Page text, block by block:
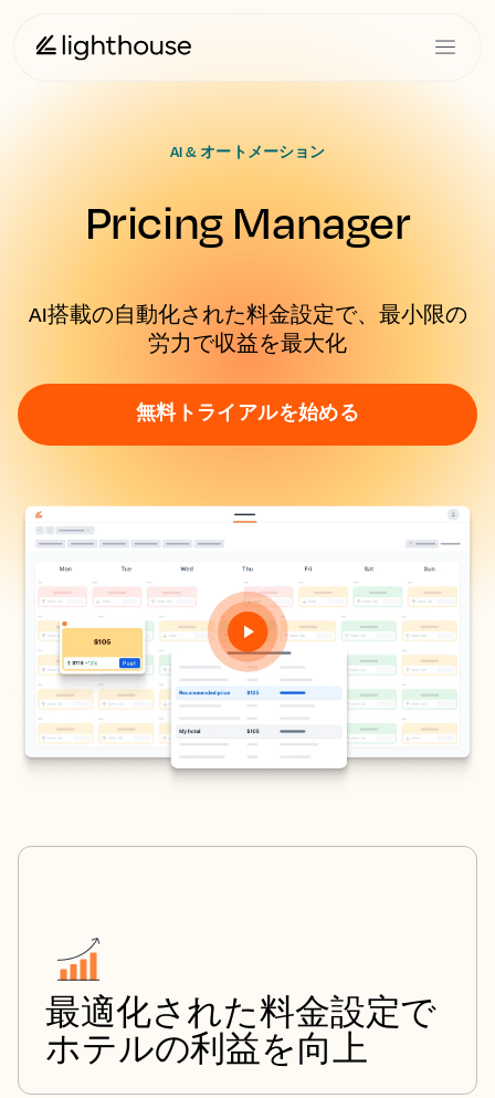
AI & オートメーション
Pricing Manager
AI搭載の自動化された料金設定で、最小限の
労力で収益を最大化
無料トライアルを始める
最適化された料金設定で
ホテルの利益を向上